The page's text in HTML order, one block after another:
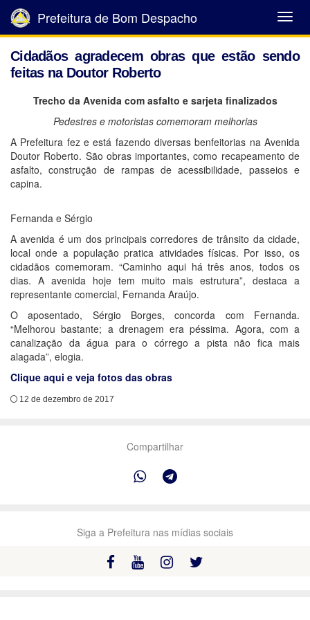
Abrir
Menu
Prefeitura de Bom Despacho
Cidadãos agradecem obras que estão sendo
feitas na Doutor Roberto
Trecho da Avenida com asfalto e sarjeta finalizados
Pedestres e motoristas comemoram melhorias
A Prefeitura fez e está fazendo diversas benfeitorias na Avenida
Doutor Roberto. São obras importantes, como recapeamento de
asfalto, construção de rampas de acessibilidade, passeios e
capina.
Fernanda e Sérgio
A avenida é um dos principais corredores de trânsito da cidade,
local onde a população pratica atividades físicas. Por isso, os
cidadãos comemoram. “Caminho aqui há três anos, todos os
dias. A avenida hoje tem muito mais estrutura”, destaca a
representante comercial, Fernanda Araújo.
O aposentado, Sérgio Borges, concorda com Fernanda.
“Melhorou bastante; a drenagem era péssima. Agora, com a
canalização da água para o córrego a pista não fica mais
alagada”, elogia.
Clique aqui e veja fotos das obras
12 de dezembro de 2017
Compartilhar
Siga a Prefeitura nas mídias sociais